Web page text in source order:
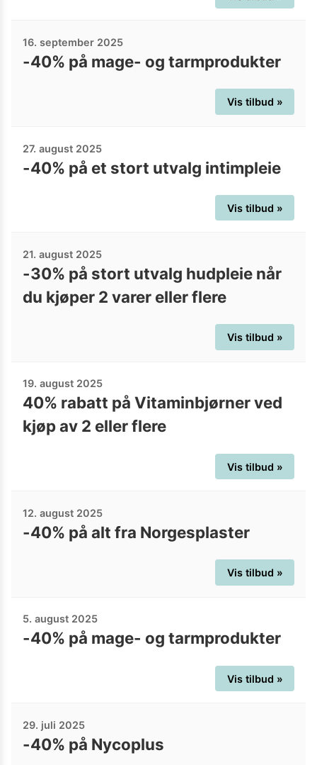
16. september 2025
-40% på mage- og tarmprodukter
Vis tilbud »
27. august 2025
-40% på et stort utvalg intimpleie
Vis tilbud »
21. august 2025
-30% på stort utvalg hudpleie når
du kjøper 2 varer eller flere
Vis tilbud »
19. august 2025
40% rabatt på Vitaminbjørner ved
kjøp av 2 eller flere
Vis tilbud »
12. august 2025
-40% på alt fra Norgesplaster
Vis tilbud »
5. august 2025
-40% på mage- og tarmprodukter
Vis tilbud »
29. juli 2025
-40% på Nycoplus